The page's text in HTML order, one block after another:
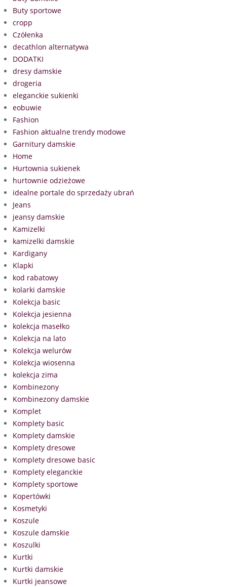
Buty sportowe
cropp
Czółenka
decathlon alternatywa
DODATKI
dresy damskie
drogeria
eleganckie sukienki
eobuwie
Fashion
Fashion aktualne trendy modowe
Garnitury damskie
Home
Hurtownia sukienek
hurtownie odzieżowe
idealne portale do sprzedaży ubrań
Jeans
jeansy damskie
Kamizelki
kamizelki damskie
Kardigany
Klapki
kod rabatowy
kolarki damskie
Kolekcja basic
Kolekcja jesienna
kolekcja masełko
Kolekcja na lato
Kolekcja welurów
Kolekcja wiosenna
kolekcja zima
Kombinezony
Kombinezony damskie
Komplet
Komplety basic
Komplety damskie
Komplety dresowe
Komplety dresowe basic
Komplety eleganckie
Komplety sportowe
Kopertówki
Kosmetyki
Koszule
Koszule damskie
Koszulki
Kurtki
Kurtki damskie
Kurtki jeansowe